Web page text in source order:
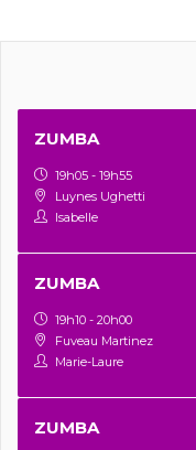
ZUMBA
19h05 - 19h55
Luynes Ughetti
Isabelle
ZUMBA
19h10 - 20h00
Fuveau Martinez
Marie-Laure
ZUMBA